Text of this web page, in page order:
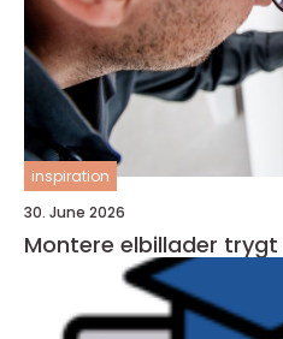
inspiration
30. June 2026
Montere elbillader